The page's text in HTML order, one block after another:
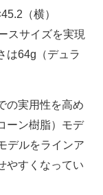
（横）
スサイズを実現
は64g（デュラ
の実用性を高め
ーン樹脂）モデ
デルをラインア
やすくなってい